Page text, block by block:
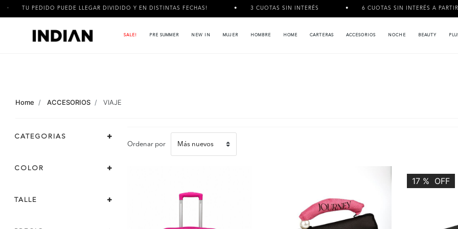
PEDIDO PUEDE LLEGAR DIVIDIDO Y EN DISTINTAS FECHAS! 3 CUOTAS SIN INTERÉS 6 CUOTAS SIN INTERÉS A PARTIR DE
SALE! PRE SUMMER NEW IN MUJER HOMBRE HOME CARTERAS ACCESORIOS NOCHE BEAUTY
Home ACCESORIOS VIAJE
CATEGORIAS
COLOR
TALLE
Ordenar por
17 % OFF